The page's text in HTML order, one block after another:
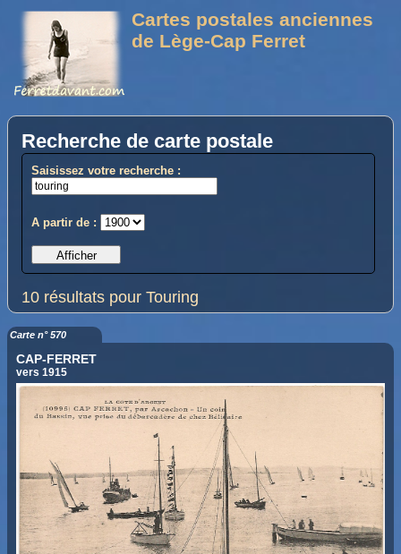
Cartes postales anciennes
de Lège-Cap Ferret
Recherche de carte postale
Saisissez votre recherche :
A partir de :
10 résultats pour Touring
Carte n° 570
CAP-FERRET
vers 1915